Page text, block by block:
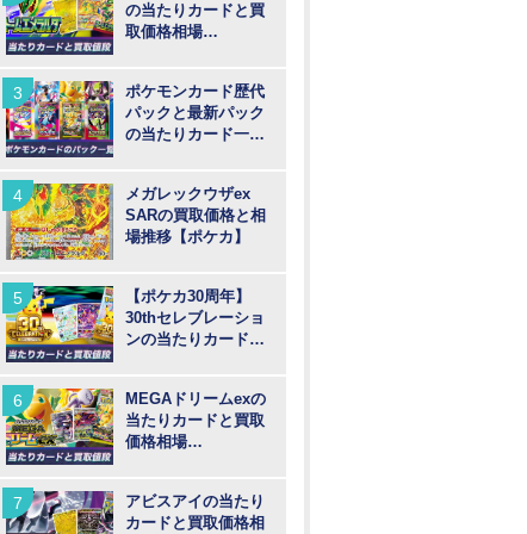
の当たりカードと買
取価格相場
ポケモンカード歴代
パックと最新パック
の当たりカード一覧
メガレックウザex
SARの買取価格と相
場推移【ポケカ】
【ポケカ30周年】
30thセレブレーショ
ンの当たりカードと
MEGAドリームexの
当たりカードと買取
価格相場
アビスアイの当たり
カードと買取価格相